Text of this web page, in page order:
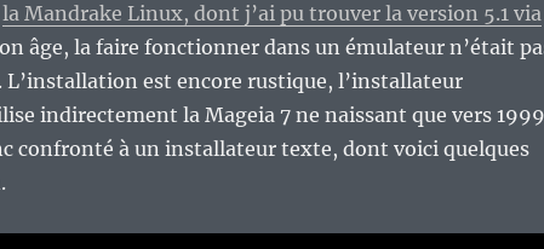
la Mandrake Linux, dont j’ai pu trouver la version 5.1 via
âge, la faire fonctionner dans un émulateur n’était
L’installation est encore rustique, l’installateur
indirectement la Mageia 7 ne naissant que vers
confronté à un installateur texte, dont voici quelques